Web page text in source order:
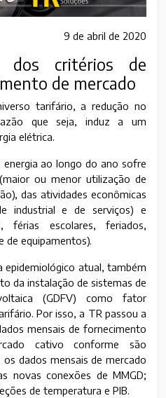
9 de abril de 2020
dos critérios de
de mercado
tarifário, a redução no
que seja, induz a um
elétrica.
ao longo do ano sofre
ou menor utilização de
das atividades econômicas
industrial e de serviços) e
férias escolares, feriados,
de equipamentos).
epidemiológico atual, também
da instalação de sistemas de
(GDFV) como fator
Por isso, a TR passou a
mensais de fornecimento
cativo conforme são
os dados mensais de mercado
novas conexões de MMGD;
de temperatura e PIB.